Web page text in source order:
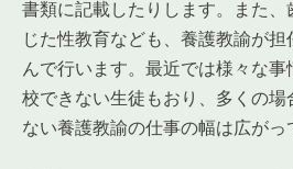
書類に記載したりします。また
じた性教育なども、養護教諭が
んで行います。最近では様々な
校できない生徒もおり、多くの
ない養護教諭の仕事の幅は広がっ